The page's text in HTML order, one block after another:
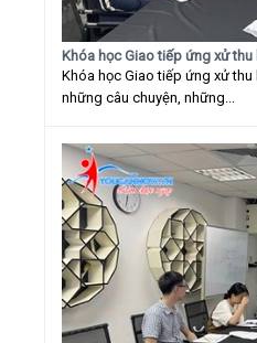
Khóa học Giao tiếp ứng xử thu
Khóa học Giao tiếp ứng xử
những câu chuyện, những...